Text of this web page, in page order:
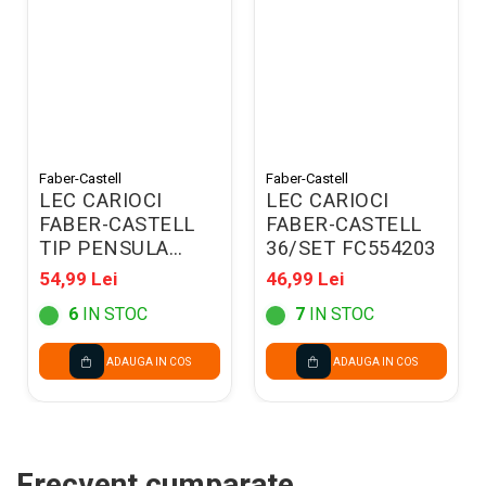
Faber-Castell
LEC CARIOCI
FABER-CASTELL
TIP PENSULA
10/SET FC116451
54,99 Lei
6 IN STOC
ADAUGA IN COS
Faber-Castell
LEC CARIOCI
FABER-CASTELL
36/SET FC554203
46,99 Lei
7 IN STOC
ADAUGA IN COS